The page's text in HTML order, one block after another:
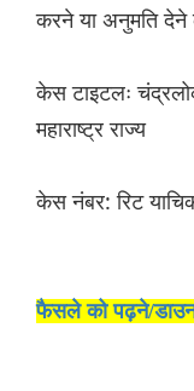
करने या अनुमति देने
केस टाइटलः
महाराष्ट्र राज्य
केस नंबर: रिट
फैसले को पढ़ने/